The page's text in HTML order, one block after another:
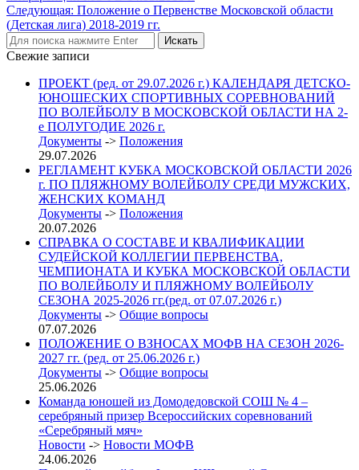
записям
Следующая: Положение о Первенстве Московской области
(Детская лига) 2018-2019 гг.
Свежие записи
ПРОЕКТ (ред. от 29.07.2026 г.) КАЛЕНДАРЯ ДЕТСКО-
ЮНОШЕСКИХ СПОРТИВНЫХ СОРЕВНОВАНИЙ
ПО ВОЛЕЙБОЛУ В МОСКОВСКОЙ ОБЛАСТИ НА 2-
е ПОЛУГОДИЕ 2026 г.
Документы -> Положения
29.07.2026
РЕГЛАМЕНТ КУБКА МОСКОВСКОЙ ОБЛАСТИ 2026
г. ПО ПЛЯЖНОМУ ВОЛЕЙБОЛУ СРЕДИ МУЖСКИХ,
ЖЕНСКИХ КОМАНД
Документы -> Положения
20.07.2026
СПРАВКА О СОСТАВЕ И КВАЛИФИКАЦИИ
СУДЕЙСКОЙ КОЛЛЕГИИ ПЕРВЕНСТВА,
ЧЕМПИОНАТА И КУБКА МОСКОВСКОЙ ОБЛАСТИ
ПО ВОЛЕЙБОЛУ И ПЛЯЖНОМУ ВОЛЕЙБОЛУ
СЕЗОНА 2025-2026 гг.(ред. от 07.07.2026 г.)
Документы -> Общие вопросы
07.07.2026
ПОЛОЖЕНИЕ О ВЗНОСАХ МОФВ НА СЕЗОН 2026-
2027 гг. (ред. от 25.06.2026 г.)
Документы -> Общие вопросы
25.06.2026
Команда юношей из Домодедовской СОШ № 4 –
серебряный призер Всероссийских соревнований
«Серебряный мяч»
Новости -> Новости МОФВ
24.06.2026